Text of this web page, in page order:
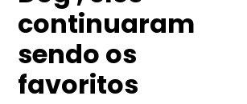
continuaram
sendo os
favoritos